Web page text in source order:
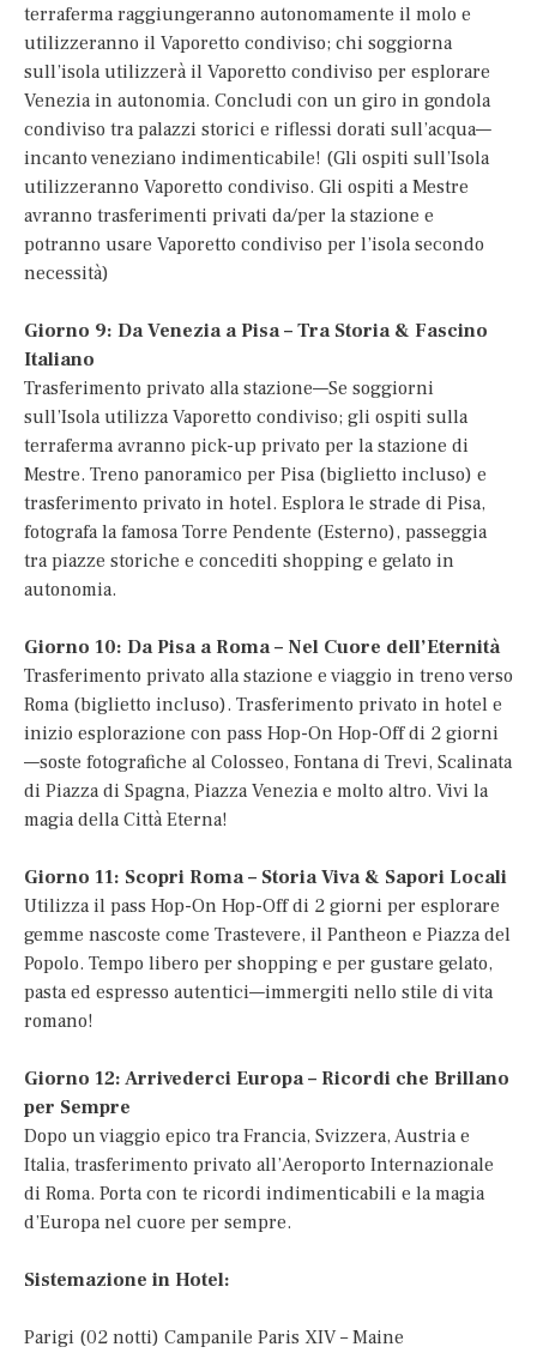
terraferma raggiungeranno autonomamente il molo e
utilizzeranno il Vaporetto condiviso; chi soggiorna
sull’isola utilizzerà il Vaporetto condiviso per esplorare
Venezia in autonomia. Concludi con un giro in gondola
condiviso tra palazzi storici e riflessi dorati sull’acqua—
incanto veneziano indimenticabile! (Gli ospiti sull’Isola
utilizzeranno Vaporetto condiviso. Gli ospiti a Mestre
avranno trasferimenti privati da/per la stazione e
potranno usare Vaporetto condiviso per l’isola secondo
necessità)
Giorno 9: Da Venezia a Pisa – Tra Storia & Fascino
Italiano
Trasferimento privato alla stazione—Se soggiorni
sull’Isola utilizza Vaporetto condiviso; gli ospiti sulla
terraferma avranno pick-up privato per la stazione di
Mestre. Treno panoramico per Pisa (biglietto incluso) e
trasferimento privato in hotel. Esplora le strade di Pisa,
fotografa la famosa Torre Pendente (Esterno), passeggia
tra piazze storiche e concediti shopping e gelato in
autonomia.
Giorno 10: Da Pisa a Roma – Nel Cuore dell’Eternità
Trasferimento privato alla stazione e viaggio in treno verso
Roma (biglietto incluso). Trasferimento privato in hotel e
inizio esplorazione con pass Hop-On Hop-Off di 2 giorni
—soste fotografiche al Colosseo, Fontana di Trevi, Scalinata
di Piazza di Spagna, Piazza Venezia e molto altro. Vivi la
magia della Città Eterna!
Giorno 11: Scopri Roma – Storia Viva & Sapori Locali
Utilizza il pass Hop-On Hop-Off di 2 giorni per esplorare
gemme nascoste come Trastevere, il Pantheon e Piazza del
Popolo. Tempo libero per shopping e per gustare gelato,
pasta ed espresso autentici—immergiti nello stile di vita
romano!
Giorno 12: Arrivederci Europa – Ricordi che Brillano
per Sempre
Dopo un viaggio epico tra Francia, Svizzera, Austria e
Italia, trasferimento privato all’Aeroporto Internazionale
di Roma. Porta con te ricordi indimenticabili e la magia
d’Europa nel cuore per sempre.
Sistemazione in Hotel:
Parigi (02 notti) Campanile Paris XIV – Maine